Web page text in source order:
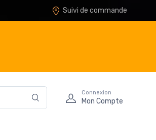
Suivi de commande
Connexion
Mon Compte